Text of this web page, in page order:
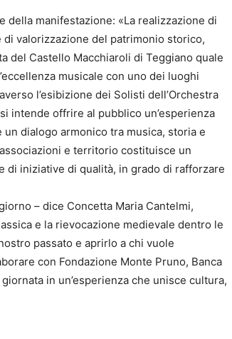
manifestazione: «La realizzazione di
valorizzazione del patrimonio storico,
del Castello Macchiaroli di Teggiano quale
musicale con uno dei luoghi
l’esibizione dei Solisti dell’Orchestra
intende offrire al pubblico un’esperienza
dialogo armonico tra musica, storia e
e territorio costituisce un
di iniziative di qualità, in grado di rafforzare
– dice Concetta Maria Cantelmi,
e la rievocazione medievale dentro le
passato e aprirlo a chi vuole
con Fondazione Monte Pruno, Banca
in un’esperienza che unisce cultura,